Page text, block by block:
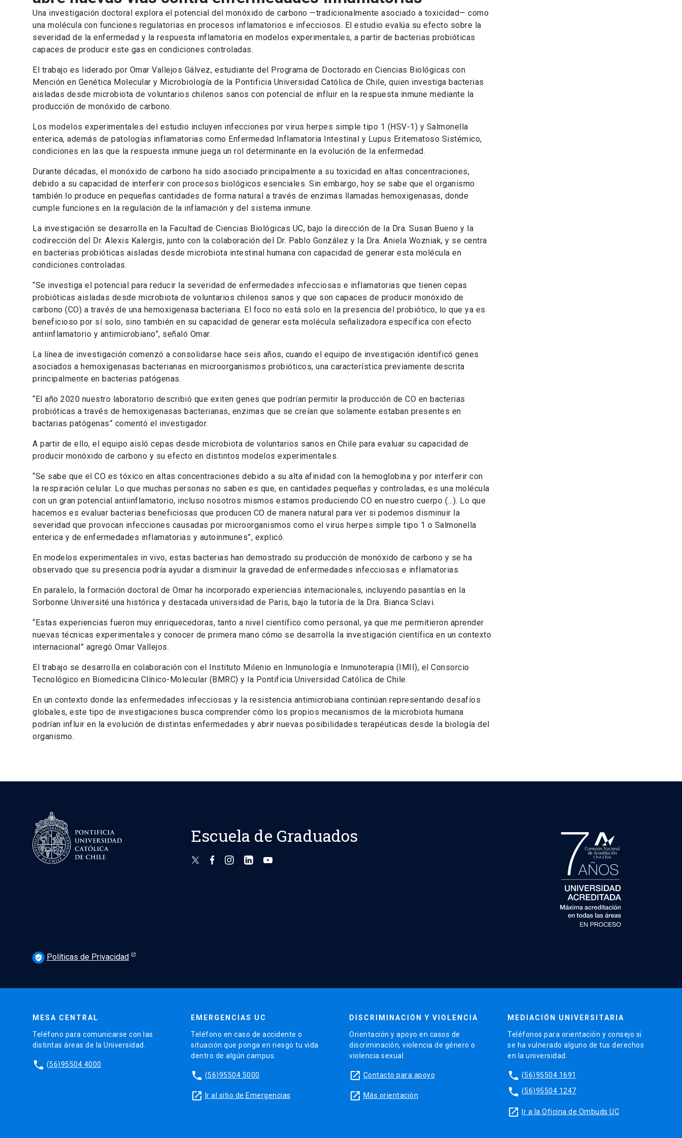
Una investigación doctoral explora el potencial del monóxido de carbono —tradicionalmente asociado a toxicidad— como
una molécula con funciones regulatorias en procesos inflamatorios e infecciosos. El estudio evalúa su efecto sobre la
severidad de la enfermedad y la respuesta inflamatoria en modelos experimentales, a partir de bacterias probióticas
capaces de producir este gas en condiciones controladas.
El trabajo es liderado por Omar Vallejos Gálvez, estudiante del Programa de Doctorado en Ciencias Biológicas con
Mención en Genética Molecular y Microbiología de la Pontificia Universidad Católica de Chile, quien investiga bacterias
aisladas desde microbiota de voluntarios chilenos sanos con potencial de influir en la respuesta inmune mediante la
producción de monóxido de carbono.
Los modelos experimentales del estudio incluyen infecciones por virus herpes simple tipo 1 (HSV-1) y Salmonella
enterica, además de patologías inflamatorias como Enfermedad Inflamatoria Intestinal y Lupus Eritematoso Sistémico,
condiciones en las que la respuesta inmune juega un rol determinante en la evolución de la enfermedad.
Durante décadas, el monóxido de carbono ha sido asociado principalmente a su toxicidad en altas concentraciones,
debido a su capacidad de interferir con procesos biológicos esenciales. Sin embargo, hoy se sabe que el organismo
también lo produce en pequeñas cantidades de forma natural a través de enzimas llamadas hemoxigenasas, donde
cumple funciones en la regulación de la inflamación y del sistema inmune.
La investigación se desarrolla en la Facultad de Ciencias Biológicas UC, bajo la dirección de la Dra. Susan Bueno y la
codirección del Dr. Alexis Kalergis, junto con la colaboración del Dr. Pablo González y la Dra. Aniela Wozniak, y se centra
en bacterias probióticas aisladas desde microbiota intestinal humana con capacidad de generar esta molécula en
condiciones controladas.
“Se investiga el potencial para reducir la severidad de enfermedades infecciosas e inflamatorias que tienen cepas
probióticas aisladas desde microbiota de voluntarios chilenos sanos y que son capaces de producir monóxido de
carbono (CO) a través de una hemoxigenasa bacteriana. El foco no está solo en la presencia del probiótico, lo que ya es
beneficioso por sí solo, sino también en su capacidad de generar esta molécula señalizadora específica con efecto
antiinflamatorio y antimicrobiano”, señaló Omar.
La línea de investigación comenzó a consolidarse hace seis años, cuando el equipo de investigación identificó genes
asociados a hemoxigenasas bacterianas en microorganismos probióticos, una característica previamente descrita
principalmente en bacterias patógenas.
“El año 2020 nuestro laboratorio describió que exiten genes que podrían permitir la producción de CO en bacterias
probióticas a través de hemoxigenasas bacterianas, enzimas que se creían que solamente estaban presentes en
bactarias patógenas” comentó el investigador.
A partir de ello, el equipo aisló cepas desde microbiota de voluntarios sanos en Chile para evaluar su capacidad de
producir monóxido de carbono y su efecto en distintos modelos experimentales.
“Se sabe que el CO es tóxico en altas concentraciones debido a su alta afinidad con la hemoglobina y por interferir con
la respiración celular. Lo que muchas personas no saben es que, en cantidades pequeñas y controladas, es una molécula
con un gran potencial antiinflamatorio, incluso nosotros mismos estamos produciendo CO en nuestro cuerpo (…). Lo que
hacemos es evaluar bacterias beneficiosas que producen CO de manera natural para ver si podemos disminuir la
severidad que provocan infecciones causadas por microorganismos como el virus herpes simple tipo 1 o Salmonella
enterica y de enfermedades inflamatorias y autoinmunes”, explicó.
En modelos experimentales in vivo, estas bacterias han demostrado su producción de monóxido de carbono y se ha
observado que su presencia podría ayudar a disminuir la gravedad de enfermedades infecciosas e inflamatorias.
En paralelo, la formación doctoral de Omar ha incorporado experiencias internacionales, incluyendo pasantías en la
Sorbonne Université una histórica y destacada universidad de Paris, bajo la tutoría de la Dra. Bianca Sclavi.
“Estas experiencias fueron muy enriquecedoras, tanto a nivel científico como personal, ya que me permitieron aprender
nuevas técnicas experimentales y conocer de primera mano cómo se desarrolla la investigación científica en un contexto
internacional” agregó Omar Vallejos.
El trabajo se desarrolla en colaboración con el Instituto Milenio en Inmunología e Inmunoterapia (IMII), el Consorcio
Tecnológico en Biomedicina Clínico-Molecular (BMRC) y la Pontificia Universidad Católica de Chile.
En un contexto donde las enfermedades infecciosas y la resistencia antimicrobiana continúan representando desafíos
globales, este tipo de investigaciones busca comprender cómo los propios mecanismos de la microbiota humana
podrían influir en la evolución de distintas enfermedades y abrir nuevas posibilidades terapéuticas desde la biología del
organismo.
Escuela de Graduados
verified_user Políticas de Privacidad
MESA CENTRAL
Teléfono para comunicarse con las
distintas áreas de la Universidad.
phone (56)95504 4000
EMERGENCIAS UC
Teléfono en caso de accidente o
situación que ponga en riesgo tu vida
dentro de algún campus.
phone (56)95504 5000
launch Ir al sitio de Emergencias
DISCRIMINACIÓN Y VIOLENCIA
Orientación y apoyo en casos de
discriminación, violencia de género o
violencia sexual.
launch Contacto para apoyo
launch Más orientación
MEDIACIÓN UNIVERSITARIA
Teléfonos para orientación y consejo si
se ha vulnerado alguno de tus derechos
en la universidad.
phone (56)95504 1691
phone (56)95504 1247
launch Ir a la Oficina de Ombuds UC